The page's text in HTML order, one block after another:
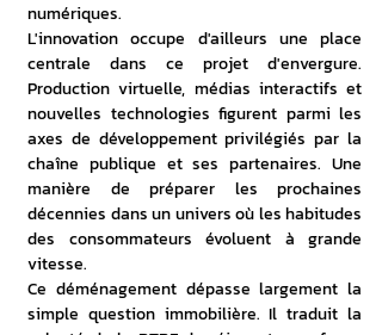
numériques.
L'innovation occupe d'ailleurs une place
centrale dans ce projet d'envergure.
Production virtuelle, médias interactifs et
nouvelles technologies figurent parmi les
axes de développement privilégiés par la
chaîne publique et ses partenaires. Une
manière de préparer les prochaines
décennies dans un univers où les habitudes
des consommateurs évoluent à grande
vitesse.
Ce déménagement dépasse largement la
simple question immobilière. Il traduit la